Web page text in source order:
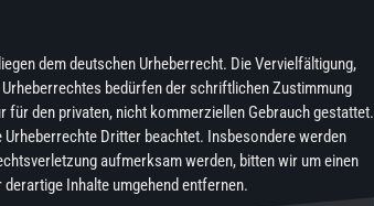
dem deutschen Urheberrecht. Die Vervielfältigung,
bedürfen der schriftlichen Zustimmung
den privaten, nicht kommerziellen Gebrauch gestattet.
Dritter beachtet. Insbesondere werden
aufmerksam werden, bitten wir um einen
Inhalte umgehend entfernen.